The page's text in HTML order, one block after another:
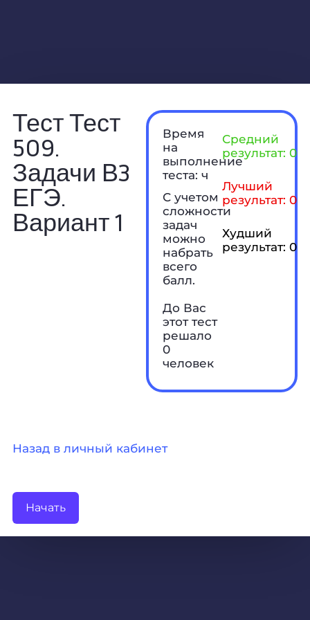
Тест Тест
509.
Задачи В3
ЕГЭ.
Вариант 1
Время
на
выполнение
теста: ч
С учетом
сложности
задач
можно
набрать
всего
балл.
До Вас
этот тест
решало
0
человек
Средний
результат: 0
Лучший
результат: 0
Худший
результат: 0
Назад в личный кабинет
Начать